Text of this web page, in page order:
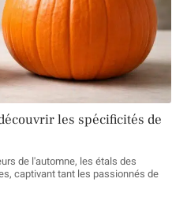
les spécificités de
de l'automne, les étals des
captivant tant les passionnés de